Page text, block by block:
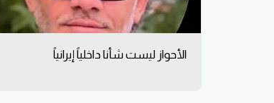
الأحواز ليست شأنا داخلياً إيرانياً